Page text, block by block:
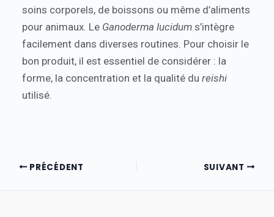
soins corporels, de boissons ou même d’aliments
pour animaux. Le Ganoderma lucidum s’intègre
facilement dans diverses routines. Pour choisir le
bon produit, il est essentiel de considérer : la
forme, la concentration et la qualité dureishi
utilisé.
PRÉCÉDENT SUIVANT